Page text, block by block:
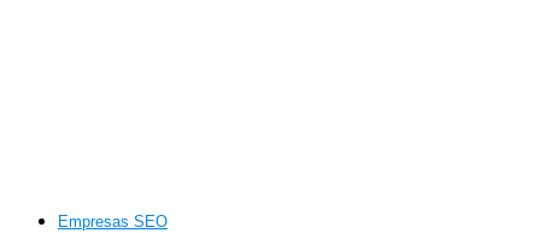
Empresas SEO